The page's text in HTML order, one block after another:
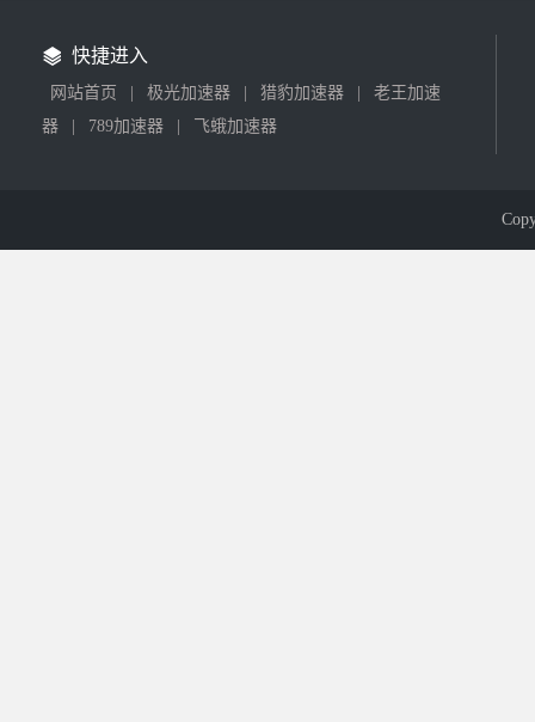
快捷进入
网站首页 极光加速器 猎豹加速器
老王加速
器
789加速器 飞蛾加速器